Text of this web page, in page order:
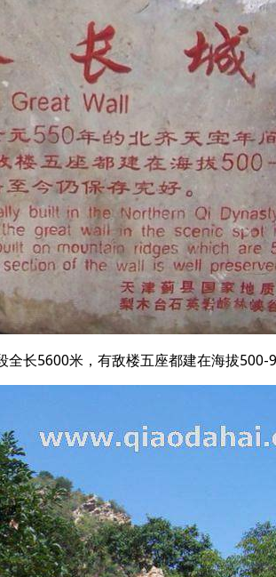
长5600米，有敌楼五座都建在海拔500-